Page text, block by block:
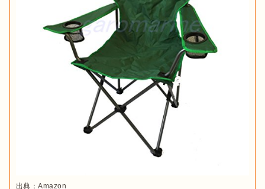
出典：Amazon